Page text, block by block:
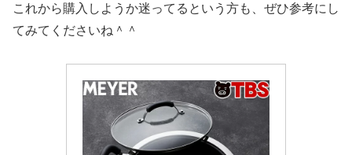
これから購入しようか迷ってるという方も、ぜひ参考にし
てみてくださいね＾＾